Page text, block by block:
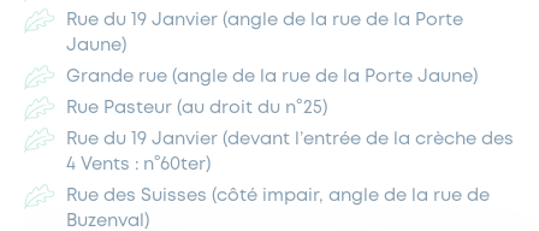
Rue du 19 Janvier (angle de la rue de la Porte
Jaune)
Grande rue (angle de la rue de la Porte Jaune)
Rue Pasteur (au droit du n°25)
Rue du 19 Janvier (devant l’entrée de la crèche des
4 Vents : n°60ter)
Rue des Suisses (côté impair, angle de la rue de
Buzenval)